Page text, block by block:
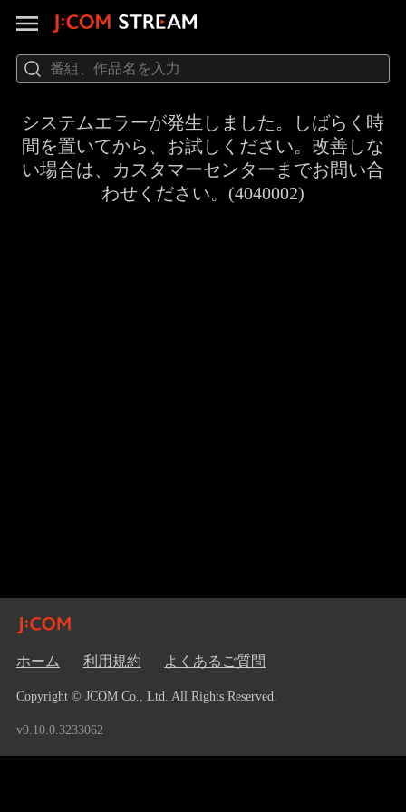
システムエラーが発生しました。しばらく時
間を置いてから、お試しください。改善しな
い場合は、カスタマーセンターまでお問い合
わせください。(4040002)
ホーム 利用規約 よくあるご質問
Copyright © JCOM Co., Ltd. All Rights Reserved.
v9.10.0.3233062